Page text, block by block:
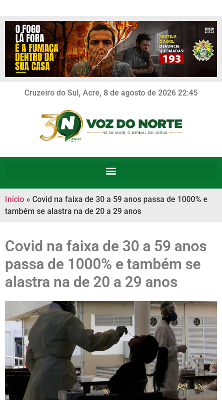
Cruzeiro do Sul, Acre, 8 de agosto de 2026 22:45
Início » Covid na faixa de 30 a 59 anos passa de 1000% e
também se alastra na de 20 a 29 anos
Covid na faixa de 30 a 59 anos
passa de 1000% e também se
alastra na de 20 a 29 anos